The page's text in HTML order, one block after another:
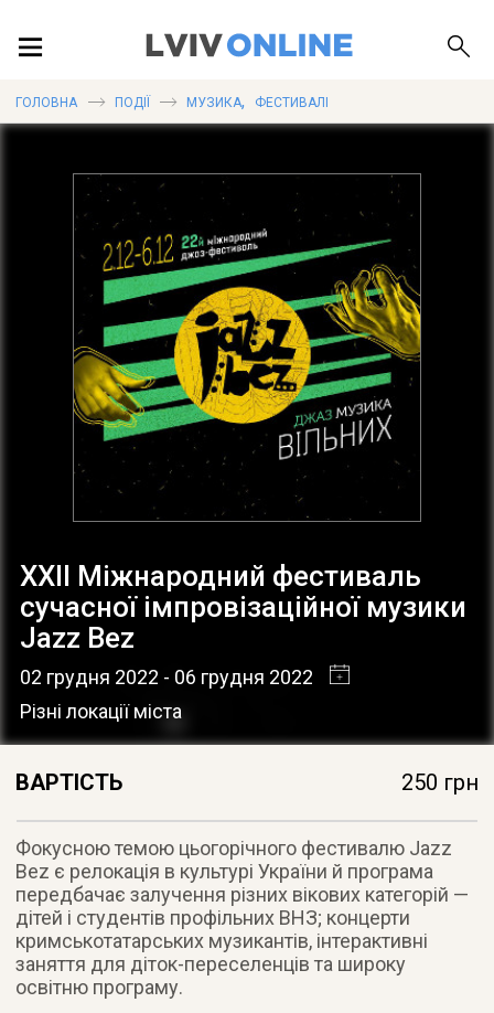
ПУБЛІКАЦІЇ
ДОВІДКА
ГОЛОВНА ПОДІЇ МУЗИКА, ФЕСТИВАЛІ
ХХІІ Міжнародний фестиваль
сучасної імпровізаційної музики
Jazz Bez
02 грудня 2022 - 06 грудня 2022
Різні локації міста
ВАРТІСТЬ 250 грн
Фокусною темою цьогорічного фестивалю Jazz
Bez є релокація в культурі України й програма
передбачає залучення різних вікових категорій —
дітей і студентів профільних ВНЗ; концерти
кримськотатарських музикантів, інтерактивні
заняття для діток-переселенців та широку
освітню програму.